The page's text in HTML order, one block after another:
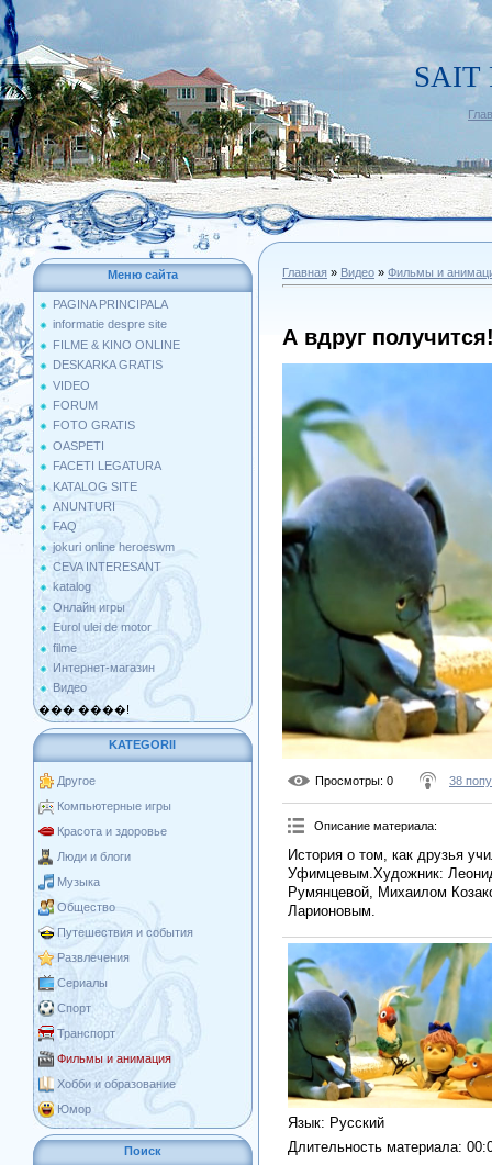
SAIT
Меню сайта
PAGINA PRINCIPALA
informatie despre site
FILME & KINO ONLINE
DESKARKA GRATIS
VIDEO
FORUM
FOTO GRATIS
OASPETI
FACETI LEGATURA
KATALOG SITE
ANUNTURI
FAQ
jokuri online heroeswm
CEVA INTERESANT
katalog
Онлайн игры
Eurol ulei de motor
filme
Интернет-магазин
Видео
��� ����!
KATEGORII
Другое
Компьютерные игры
Красота и здоровье
Люди и блоги
Музыка
Общество
Путешествия и события
Развлечения
Сериалы
Спорт
Транспорт
Фильмы и анимация
Хобби и образование
Юмор
Поиск
Главная » Видео » Фильмы и
А вдруг
Просмотры: 0 38
Описание материала:
История о том, как друзья
Уфимцевым.Художник:
Румянцевой, Михаилом
Ларионовым.
Язык: Русский
Длительность материала: